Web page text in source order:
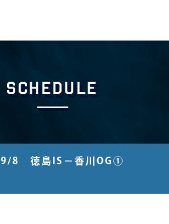
Schedule
9/8 徳島IS－香川OG①